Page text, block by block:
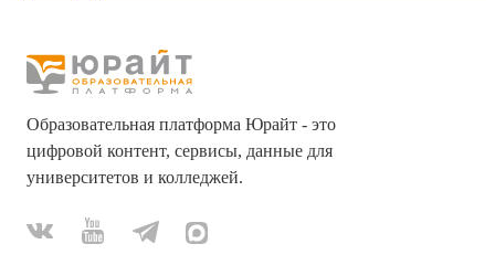
Образовательная платформа Юрайт - это
цифровой контент, сервисы, данные для
университетов и колледжей.